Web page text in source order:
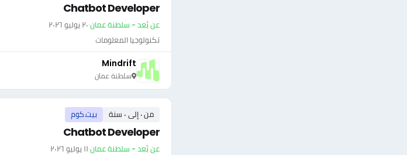
Chatbot Developer
عن بُعد - سلطنة عمان·٢٠ يوليو ٢٠٢٦
تكنولوجيا المعلومات
Mindrift
سلطنة عمان
من ٠ إلى ٠ سنة بيت.كوم
Chatbot Developer
عن بُعد - سلطنة عمان·١١ يوليو ٢٠٢٦